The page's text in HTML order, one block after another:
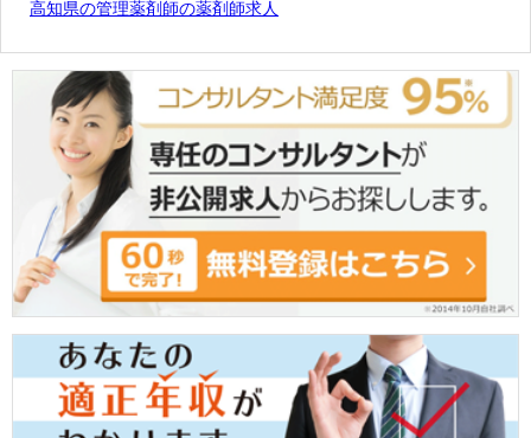
高知県の管理薬剤師の薬剤師求人